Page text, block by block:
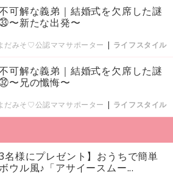
不可解な義弟｜結婚式を欠席した謎
〜新たな出発〜
だみそ♡公認ママサポーター | ライフスタイル
不可解な義弟｜結婚式を欠席した謎
〜兄の懺悔〜
だみそ♡公認ママサポーター | ライフスタイル
3名様にプレゼント】おうちで簡単
ウル風♪「アサイースムー...